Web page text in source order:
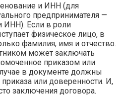
и ИНН (для
предпринимателя —
ИНН). Если в роли
физическое лицо, в
фамилия, имя и отчество.
может заключать
приказом или
в документе должны
или доверенности. И,
заключения договора.